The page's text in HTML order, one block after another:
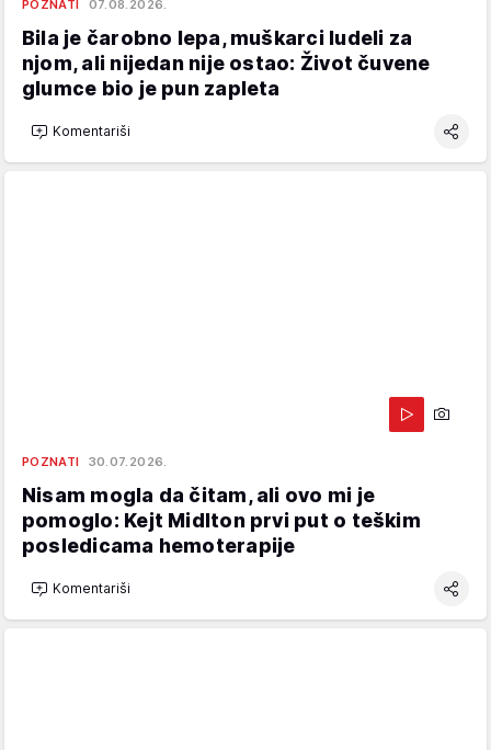
POZNATI 07.08.2026.
Bila je čarobno lepa, muškarci ludeli za
njom, ali nijedan nije ostao: Život čuvene
glumce bio je pun zapleta
Komentariši
POZNATI 30.07.2026.
Nisam mogla da čitam, ali ovo mi je
pomoglo: Kejt Midlton prvi put o teškim
posledicama hemoterapije
Komentariši